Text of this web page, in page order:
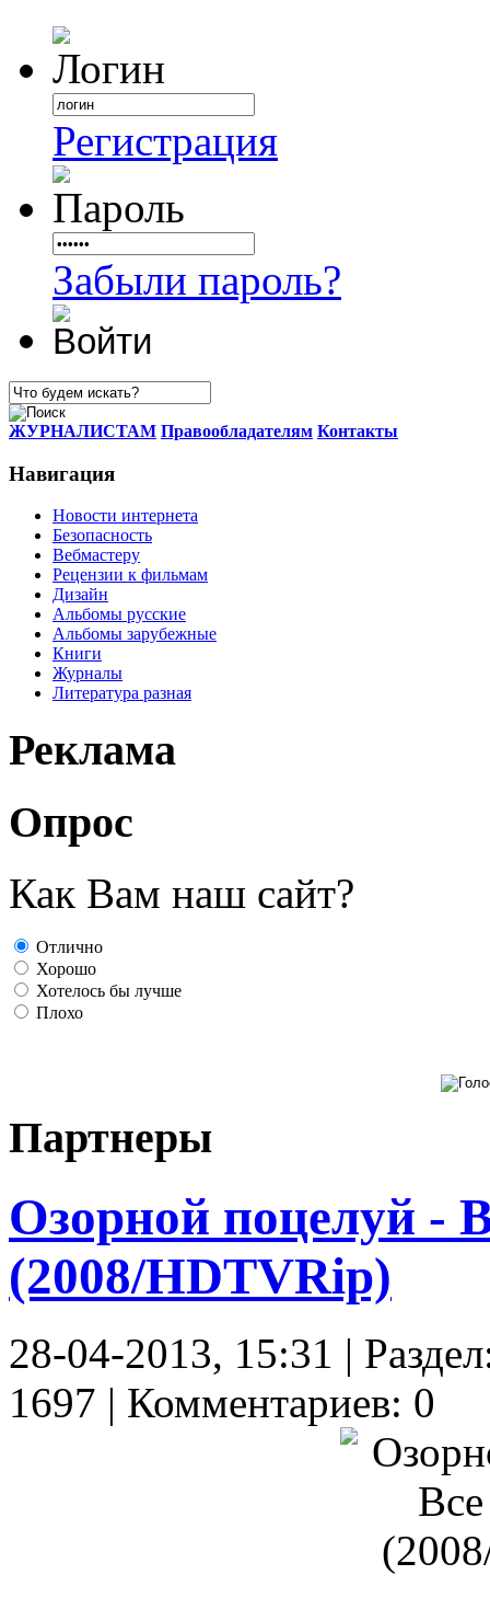
Регистрация
Забыли пароль?
ЖУРНАЛИСТАМ Правообладателям Контакты
Навигация
Новости интернета
Безопасность
Вебмастеру
Рецензии к фильмам
Дизайн
Альбомы русские
Альбомы зарубежные
Книги
Журналы
Литература разная
Реклама
Опрос
Как Вам наш сайт?
Отлично
Хорошо
Хотелось бы лучше
Плохо
Партнеры
Озорной поцелуй -
(2008/HDTVRip)
28-04-2013, 15:31 |
1697 | Комментариев: 0